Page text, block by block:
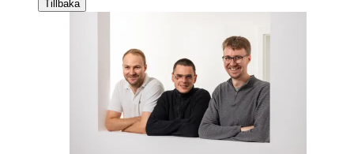
Tillbaka